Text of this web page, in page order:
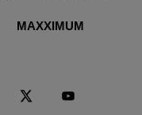
MAXXIMUM